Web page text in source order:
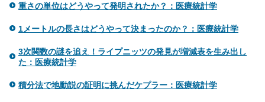
重さの単位はどうやって発明されたか？：医療統計学
1メートルの長さはどうやって決まったのか？：医療統計学
3次関数の謎を追え！ライプニッツの発見が増減表を生み出し
た：医療統計学
積分法で地動説の証明に挑んだケプラー：医療統計学